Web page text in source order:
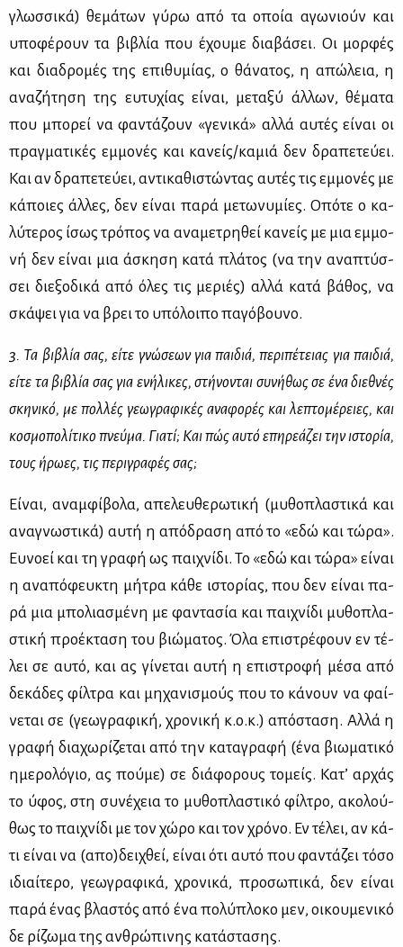
γλωσ­σι­κά) θε­μά­των γύ­ρω από τα οποία αγω­νιούν και
υπο­φέ­ρουν τα βι­βλία που έχου­με δια­βά­σει. Οι μορ­φές
και δια­δρο­μές της επι­θυ­μί­ας, ο θά­να­τος, η απώ­λεια, η
ανα­ζή­τη­ση της ευ­τυ­χί­ας εί­ναι, με­τα­ξύ άλ­λων, θέ­μα­τα
που μπο­ρεί να φα­ντά­ζουν «γε­νι­κά» αλ­λά αυ­τές εί­ναι οι
πραγ­μα­τι­κές εμ­μο­νές και κα­νείς/κα­μιά δεν δρα­πε­τεύ­ει.
Και αν δρα­πε­τεύ­ει, αντι­κα­θι­στώ­ντας αυ­τές τις εμ­μο­νές με
κά­ποιες άλ­λες, δεν εί­ναι πα­ρά με­τω­νυ­μί­ες. Οπό­τε ο κα­
λύ­τε­ρος ίσως τρό­πος να ανα­με­τρη­θεί κα­νείς με μια εμ­μο­
νή δεν εί­ναι μια άσκη­ση κα­τά πλά­τος (να την ανα­πτύσ­
σει διε­ξο­δι­κά από όλες τις με­ριές) αλ­λά κα­τά βά­θος, να
σκά­ψει για να βρει το υπό­λοι­πο πα­γό­βου­νο.
3. Τα βι­βλία σας, εί­τε γνώ­σε­ων για παι­διά, πε­ρι­πέ­τειας για παι­διά,
εί­τε τα βι­βλία σας για ενή­λι­κες, στή­νο­νται συ­νή­θως σε ένα διε­θνές
σκη­νι­κό, με πολ­λές γε­ω­γρα­φι­κές ανα­φο­ρές και λε­πτο­μέ­ρειες, και
κο­σμο­πο­λί­τι­κο πνεύ­μα. Για­τί; Και πώς αυ­τό επη­ρε­ά­ζει την ιστο­ρία,
τους ήρω­ες, τις πε­ρι­γρα­φές σας;
Εί­ναι, αναμ­φί­βο­λα, απε­λευ­θε­ρω­τι­κή (μυ­θο­πλα­στι­κά και
ανα­γνω­στι­κά) αυ­τή η από­δρα­ση από το «εδώ και τώ­ρα».
Ευ­νο­εί και τη γρα­φή ως παι­χνί­δι. Το «εδώ και τώ­ρα» εί­ναι
η ανα­πό­φευ­κτη μή­τρα κά­θε ιστο­ρί­ας, που δεν εί­ναι πα­
ρά μια μπο­λια­σμέ­νη με φα­ντα­σία και παι­χνί­δι μυ­θο­πλα­
στι­κή προ­έ­κτα­ση του βιώ­μα­τος. Όλα επι­στρέ­φουν εν τέ­
λει σε αυ­τό, και ας γί­νε­ται αυ­τή η επι­στρο­φή μέ­σα από
δε­κά­δες φίλ­τρα και μη­χα­νι­σμούς που το κά­νουν να φαί­
νε­ται σε (γε­ω­γρα­φι­κή, χρο­νι­κή κ.ο.κ.) από­στα­ση. Αλ­λά η
γρα­φή δια­χω­ρί­ζε­ται από την κα­τα­γρα­φή (ένα βιω­μα­τι­κό
ημε­ρο­λό­γιο, ας πού­με) σε διά­φο­ρους το­μείς. Κα­τ’ αρ­χάς
το ύφος, στη συ­νέ­χεια το μυ­θο­πλα­στι­κό φίλ­τρο, ακο­λού­
θως το παι­χνί­δι με τον χώ­ρο και τον χρό­νο. Εν τέ­λει, αν κά­
τι εί­ναι να (απο)δει­χθεί, εί­ναι ότι αυ­τό που φα­ντά­ζει τό­σο
ιδιαί­τε­ρο, γε­ω­γρα­φι­κά, χρο­νι­κά, προ­σω­πι­κά, δεν εί­ναι
πα­ρά ένας βλα­στός από ένα πο­λύ­πλο­κο μεν, οι­κου­με­νι­κό
δε ρί­ζω­μα της αν­θρώ­πι­νης κα­τά­στα­σης.